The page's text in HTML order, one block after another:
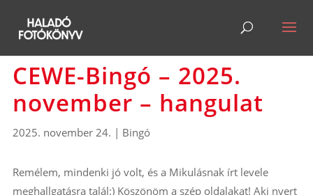
CEWE-Bingó – 2025.
november – hangulat
2025. november 24. | Bingó
Remélem, mindenki jó volt, és a Mikulásnak írt levele
meghallgatásra talál:) Köszönöm a szép oldalakat! Aki nyert